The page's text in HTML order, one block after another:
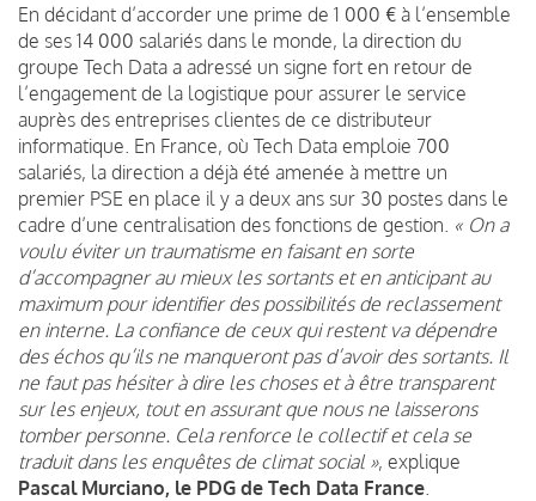
En décidant d’accorder une prime de 1 000 € à l’ensemble
de ses 14 000 salariés dans le monde, la direction du
groupe Tech Data a adressé un signe fort en retour de
l’engagement de la logistique pour assurer le service
auprès des entreprises clientes de ce distributeur
informatique. En France, où Tech Data emploie 700
salariés, la direction a déjà été amenée à mettre un
premier PSE en place il y a deux ans sur 30 postes dans le
cadre d’une centralisation des fonctions de gestion. « On a
voulu éviter un traumatisme en faisant en sorte
d’accompagner au mieux les sortants et en anticipant au
maximum pour identifier des possibilités de reclassement
en interne. La confiance de ceux qui restent va dépendre
des échos qu’ils ne manqueront pas d’avoir des sortants. Il
ne faut pas hésiter à dire les choses et à être transparent
sur les enjeux, tout en assurant que nous ne laisserons
tomber personne. Cela renforce le collectif et cela se
traduit dans les enquêtes de climat social », explique
Pascal Murciano, le PDG de Tech Data France